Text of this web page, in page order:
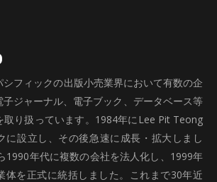
フィックの出版小売業界において有数の企
ジャーナル、電子ブック、データベース等
取り扱っています。1984年にLee Pit Teong
に設立し、その後急速に成長・拡大しまし
1990年代に複数の会社を法人化し、1999年
体を正式に統括しました。これまで30年近